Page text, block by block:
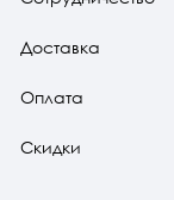
Доставка
Оплата
Скидки